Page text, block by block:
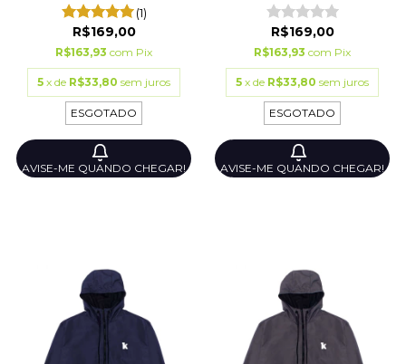
(1)
R$169,00
R$163,93 com Pix
5 x de R$33,80 sem juros
ESGOTADO
AVISE-ME QUANDO CHEGAR!
R$169,00
R$163,93 com Pix
5 x de R$33,80 sem juros
ESGOTADO
AVISE-ME QUANDO CHEGAR!